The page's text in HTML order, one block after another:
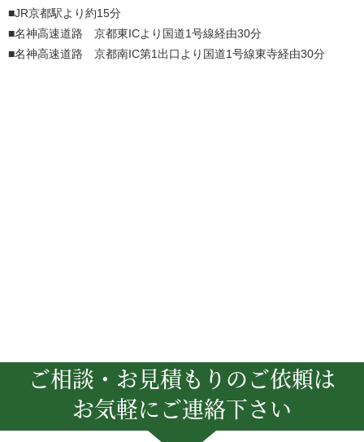
■JR京都駅より約15分
■名神高速道路 京都東ICより国道1号線経由30分
■名神高速道路 京都南IC第1出口より国道1号線東寺経由30分
ご相談・お見積もりのご依頼は
お気軽にご連絡下さい